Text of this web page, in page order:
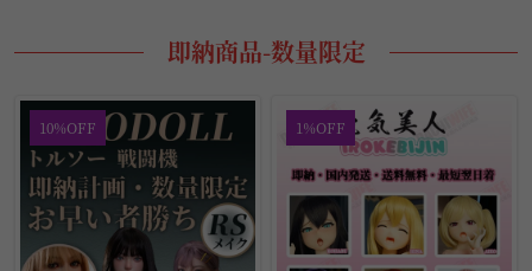
即納商品-数量限定
10%OFF 1%OFF